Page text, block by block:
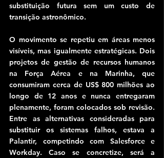
substituição futura sem um custo de
transição astronômico.
O movimento se repetiu em áreas menos
visíveis, mas igualmente estratégicas. Dois
projetos de gestão de recursos humanos
na Força Aérea e na Marinha, que
consumiram cerca de US$ 800 milhões ao
longo de 12 anos e nunca entregaram
plenamente, foram colocados sob revisão.
Entre as alternativas consideradas para
substituir os sistemas falhos, estava a
Palantir, competindo com Salesforce e
Workday. Caso se concretize, será a